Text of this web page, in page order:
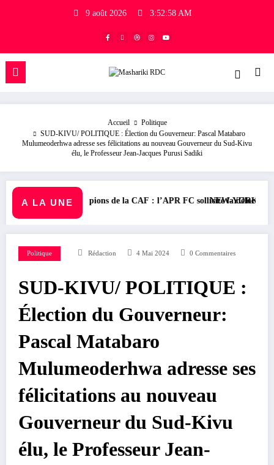
9 août 2026 3:52:59 AM
Accueil
Politique
SUD-KIVU/ POLITIQUE : Élection du Gouverneur: Pascal Matabaro
Mulumeoderhwa adresse ses félicitations au nouveau Gouverneur du Sud-Kivu
élu, le Professeur Jean-Jacques Purusi Sadiki
A LA UNE
champions de la CAF : l’APR FC sollicite la délocalisation de son
NEW-YORK/ SOCIÉTÉ :
Politique Rédaction 4 Mai 2024 0 Commentaires
SUD-KIVU/ POLITIQUE :
Élection du Gouverneur:
Pascal Matabaro
Mulumeoderhwa adresse ses
félicitations au nouveau
Gouverneur du Sud-Kivu
élu, le Professeur Jean-